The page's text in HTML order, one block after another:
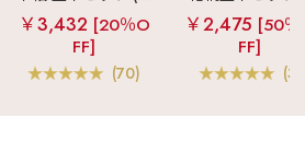
女兼用サイズ)
￥3,432 [20％O
FF]
(70)
メニーフラワー
ングパンツ 上下
ット
￥2,475 [50
FF]
(3)